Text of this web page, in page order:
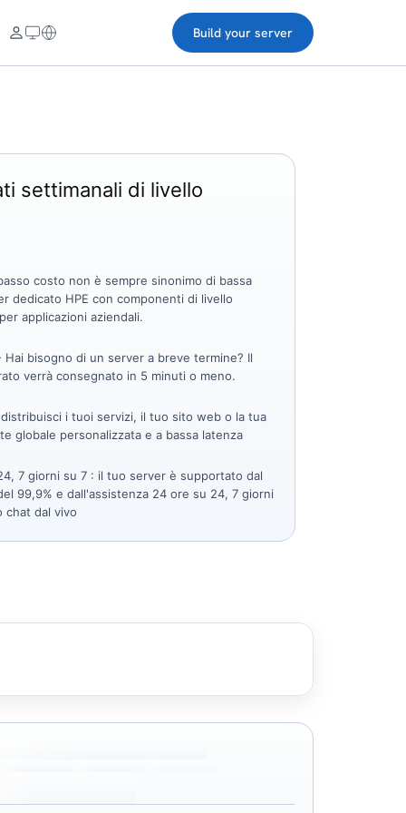
Build your server
settimanali di livello
costo non è sempre sinonimo di bassa
dedicato HPE con componenti di livello
applicazioni aziendali.
bisogno di un server a breve termine? Il
verrà consegnato in 5 minuti o meno.
i tuoi servizi, il tuo sito web o la tua
globale personalizzata e a bassa latenza
7 giorni su 7: il tuo server è supportato dal
99,9% e dall'assistenza 24 ore su 24, 7 giorni
chat dal vivo